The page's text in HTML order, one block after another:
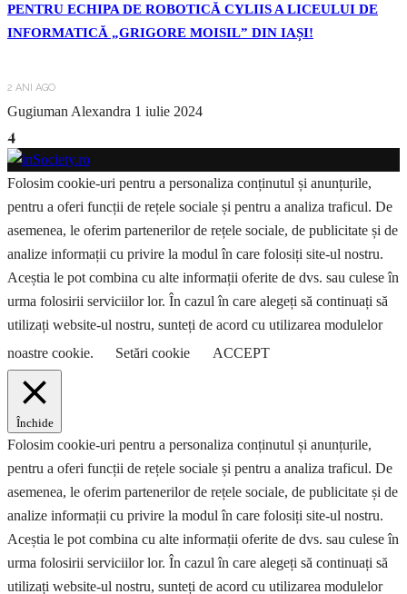
PENTRU ECHIPA DE ROBOTICĂ CYLIIS A LICEULUI DE
INFORMATICĂ „GRIGORE MOISIL” DIN IAȘI!
2 ANI AGO
Gugiuman Alexandra 1 iulie 2024
4
Folosim cookie-uri pentru a personaliza conținutul și anunțurile,
pentru a oferi funcții de rețele sociale și pentru a analiza traficul. De
asemenea, le oferim partenerilor de rețele sociale, de publicitate și de
analize informații cu privire la modul în care folosiți site-ul nostru.
Aceștia le pot combina cu alte informații oferite de dvs. sau culese în
urma folosirii serviciilor lor. În cazul în care alegeți să continuați să
utilizați website-ul nostru, sunteți de acord cu utilizarea modulelor
noastre cookie.
Setări cookie ACCEPT
Închide
Folosim cookie-uri pentru a personaliza conținutul și anunțurile,
pentru a oferi funcții de rețele sociale și pentru a analiza traficul. De
asemenea, le oferim partenerilor de rețele sociale, de publicitate și de
analize informații cu privire la modul în care folosiți site-ul nostru.
Aceștia le pot combina cu alte informații oferite de dvs. sau culese în
urma folosirii serviciilor lor. În cazul în care alegeți să continuați să
utilizați website-ul nostru, sunteți de acord cu utilizarea modulelor